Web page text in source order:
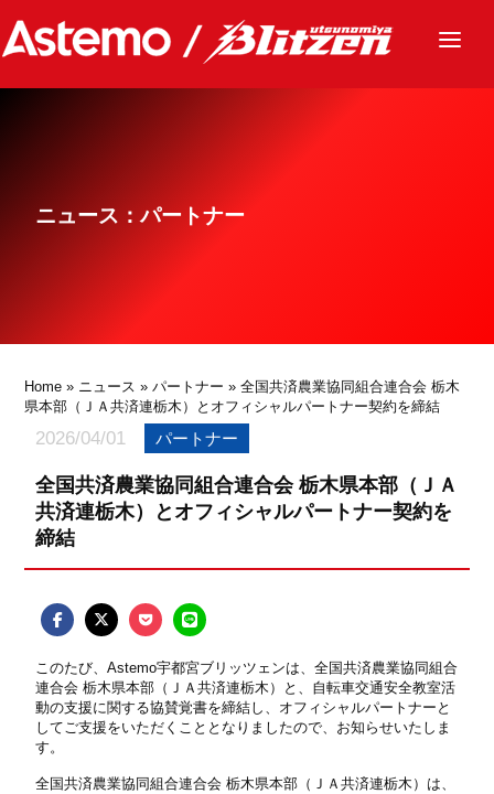
ニュース
グッズ
ニュース：パートナー
Home » ニュース »パートナー » 全国共済農業協同組合連合会 栃木
県本部（ＪＡ共済連栃木）とオフィシャルパートナー契約を締結
2026/04/01 パートナー
全国共済農業協同組合連合会 栃木県本部（ＪＡ
共済連栃木）とオフィシャルパートナー契約を
締結
このたび、Astemo宇都宮ブリッツェンは、全国共済農業協同組合
連合会 栃木県本部（ＪＡ共済連栃木）と、自転車交通安全教室活
動の支援に関する協賛覚書を締結し、オフィシャルパートナーと
してご支援をいただくこととなりましたので、お知らせいたしま
す。
全国共済農業協同組合連合会 栃木県本部（ＪＡ共済連栃木）は、